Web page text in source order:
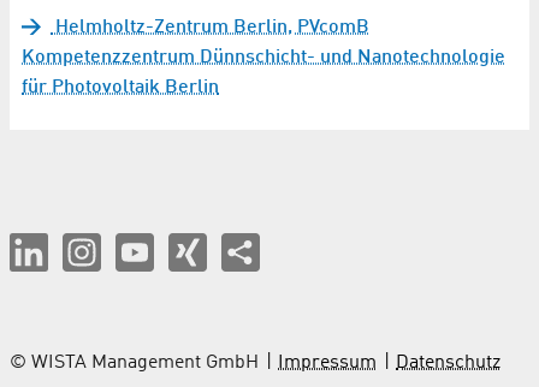
Helmholtz-Zentrum Berlin, PVcomB
Kompetenzzentrum Dünnschicht- und Nanotechnologie
für Photovoltaik Berlin
© WISTA Management GmbH Impressum Datenschutz